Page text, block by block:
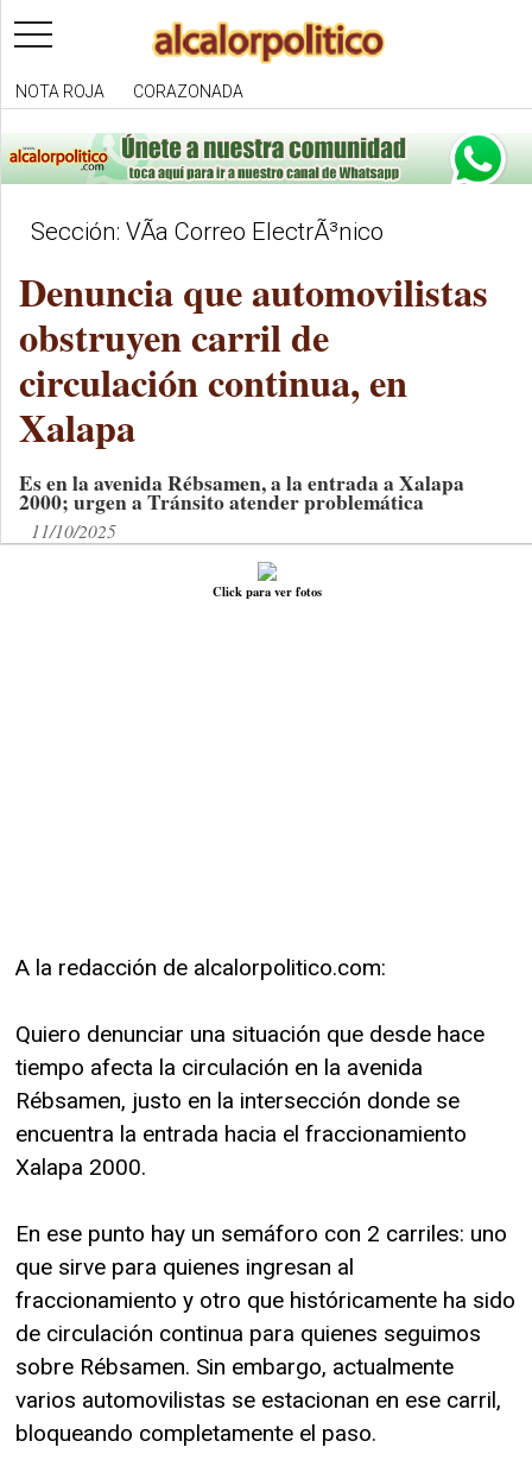
toggle
navigation
NOTA ROJA CORAZONADA
Sección: VÃ­a Correo ElectrÃ³nico
Denuncia que automovilistas
obstruyen carril de
circulación continua, en
Xalapa
Es en la avenida Rébsamen, a la entrada a Xalapa
2000; urgen a Tránsito atender problemática
11/10/2025
Click para ver fotos
A la redacción de alcalorpolitico.com:
Quiero denunciar una situación que desde hace
tiempo afecta la circulación en la avenida
Rébsamen, justo en la intersección donde se
encuentra la entrada hacia el fraccionamiento
Xalapa 2000.
En ese punto hay un semáforo con 2 carriles: uno
que sirve para quienes ingresan al
fraccionamiento y otro que históricamente ha sido
de circulación continua para quienes seguimos
sobre Rébsamen. Sin embargo, actualmente
varios automovilistas se estacionan en ese carril,
bloqueando completamente el paso.